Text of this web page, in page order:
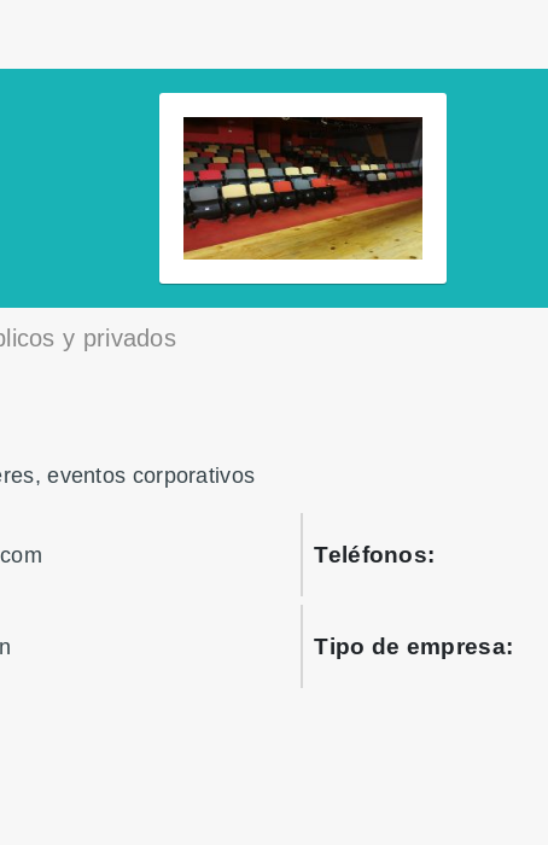
y privados
eventos corporativos
Teléfonos:
Tipo de empresa: